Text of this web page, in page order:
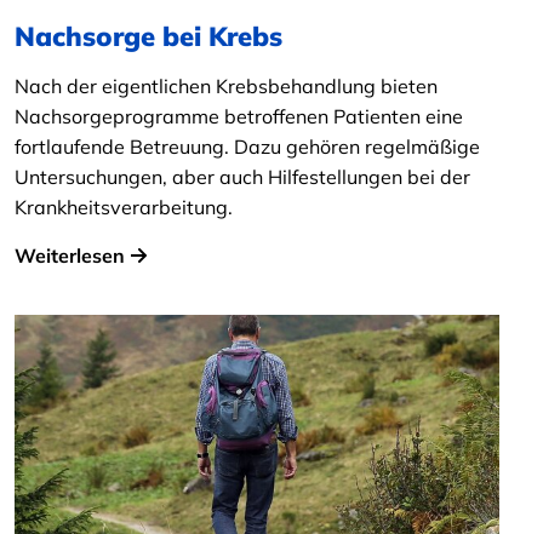
Nachsorge bei Krebs
Nach der eigentlichen Krebsbehandlung bieten
Nachsorgeprogramme betroffenen Patienten eine
fortlaufende Betreuung. Dazu gehören regelmäßige
Untersuchungen, aber auch Hilfestellungen bei der
Krankheitsverarbeitung.
Weiterlesen